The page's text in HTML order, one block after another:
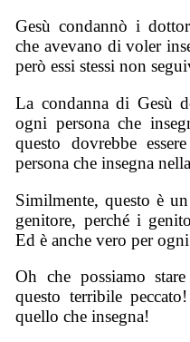
Gesù condannò i
che avevano di voler
però essi stessi non
La condanna di Gesù
ogni persona che
questo dovrebbe
persona che insegna
Similmente, questo è
genitore, perché i
Ed è anche vero per
Oh che possiamo
questo terribile
quello che insegna!